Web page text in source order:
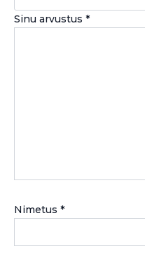
Sinu arvustus *
Nimetus *